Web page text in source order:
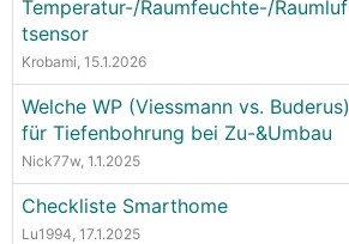
Temperatur-/Raumfeuchte-/Raumluf
tsensor
Krobami, 15.1.2026
Welche WP (Viessmann vs. Buderus)
für Tiefenbohrung bei Zu-&Umbau
Nick77w, 1.1.2025
Checkliste Smarthome
Lu1994, 17.1.2025